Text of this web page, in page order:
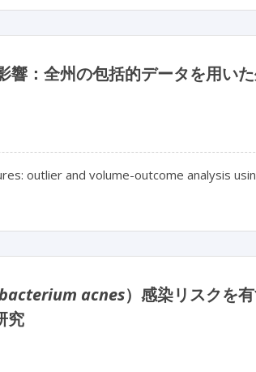
：全州の包括的データを用い
outlier and volume-outcome analysis
acnes）感染リスクを
究